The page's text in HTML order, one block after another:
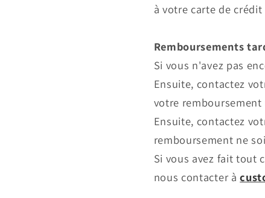
à votre carte de
Remboursements
Si vous n'avez pas
Ensuite, contactez
votre
Ensuite, contactez
remboursement ne
Si vous avez fait tout
nous contacter à